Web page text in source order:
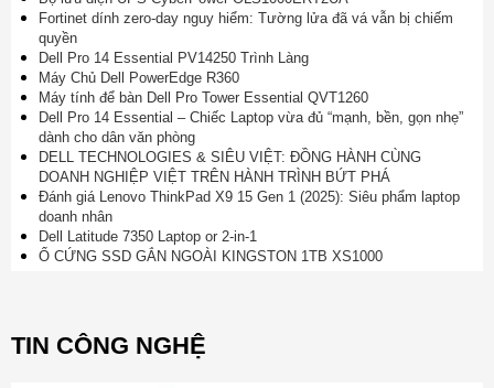
Fortinet dính zero-day nguy hiểm: Tường lửa đã vá vẫn bị chiếm
quyền
Dell Pro 14 Essential PV14250 Trình Làng
Máy Chủ Dell PowerEdge R360
Máy tính để bàn Dell Pro Tower Essential QVT1260
Dell Pro 14 Essential – Chiếc Laptop vừa đủ “mạnh, bền, gọn nhẹ”
dành cho dân văn phòng
DELL TECHNOLOGIES & SIÊU VIỆT: ĐỒNG HÀNH CÙNG
DOANH NGHIỆP VIỆT TRÊN HÀNH TRÌNH BỨT PHÁ
Đánh giá Lenovo ThinkPad X9 15 Gen 1 (2025): Siêu phẩm laptop
doanh nhân
Dell Latitude 7350 Laptop or 2-in-1
Ổ CỨNG SSD GẮN NGOÀI KINGSTON 1TB XS1000
TIN CÔNG NGHỆ